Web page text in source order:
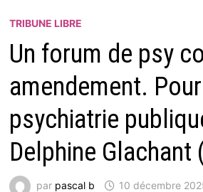
TRIBUNE LIBRE
Un forum de psy
amendement.
psychiatrie
Delphine Glachant
par pascal b 10 décembre